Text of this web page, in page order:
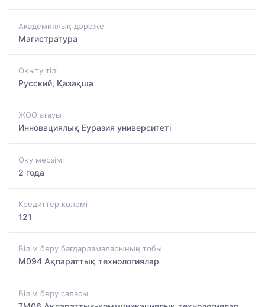
Академиялық дәреже
Магистратура
Оқыту тілі
Русский, Қазақша
ЖОО атауы
Инновациялық Еуразия университеті
Оқу мерзімі
2 года
Кредиттер көлемі
121
Білім беру бағдарламаларының тобы
M094 Ақпараттық технологиялар
Білім беру саласы